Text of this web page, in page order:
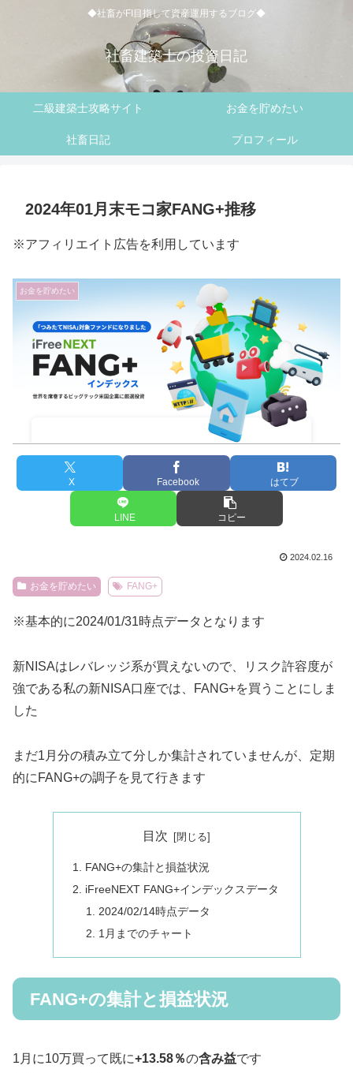
◆社畜がFI目指して資産運用するブログ◆
社畜建築士の投資日記
二級建築士攻略サイト お金を貯めたい
社畜日記 プロフィール
2024年01月末モコ家FANG+推移
※アフィリエイト広告を利用しています
お金を貯めたい
X Facebook はてブ
LINE コピー
2024.02.16
お金を貯めたい FANG+
※基本的に2024/01/31時点データとなります
新NISAはレバレッジ系が買えないので、リスク許容度が
強である私の新NISA口座では、FANG+を買うことにしま
した
まだ1月分の積み立て分しか集計されていませんが、定期
的にFANG+の調子を見て行きます
目次
FANG+の集計と損益状況
iFreeNEXT FANG+インデックスデータ
2024/02/14時点データ
1月までのチャート
FANG+の集計と損益状況
1月に10万買って既に+13.58％の含み益です